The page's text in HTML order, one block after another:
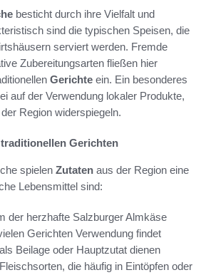
besticht durch ihre Vielfalt und
sind die typischen Speisen, die
serviert werden. Fremde
Zubereitungsarten fließen hier
Gerichte ein. Ein besonderes
auf der Verwendung lokaler Produkte,
Region widerspiegeln.
Gerichten
spielen Zutaten aus der Region eine
Lebensmittel sind:
der herzhafte Salzburger Almkäse
Gerichten Verwendung findet
Beilage oder Hauptzutat dienen
die häufig in Eintöpfen oder